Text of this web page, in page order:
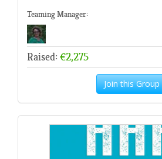
Teaming Manager:
Raised: €2,275
Join this Group